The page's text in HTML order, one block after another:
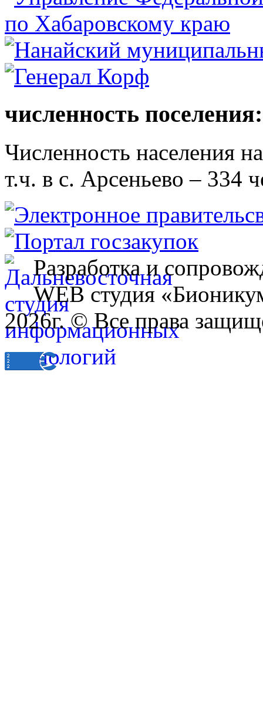
численность поселения:
Численность населения
т.ч. в с. Арсеньево – 334
Разработка и
WEB студия
2026г. © Все права